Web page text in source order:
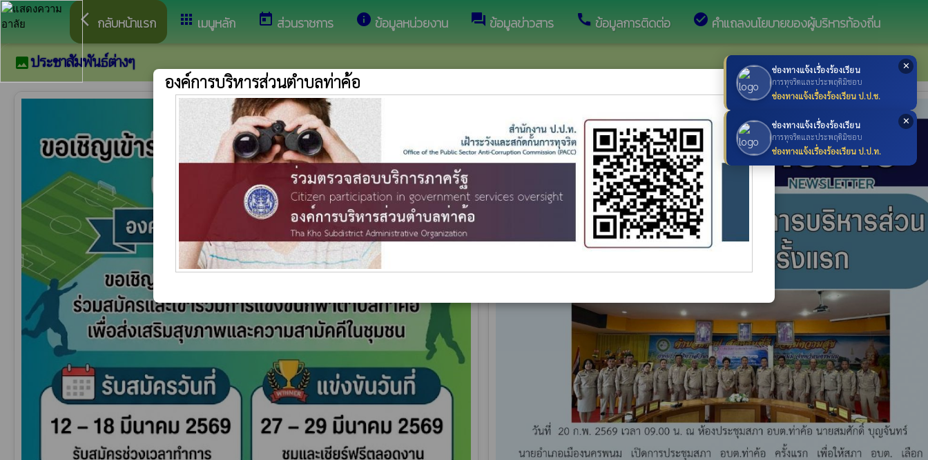
✕
ช่องทางแจ้งเรื่องร้องเรียน
การทุจริตและประพฤติมิชอบ
ช่องทางแจ้งเรื่องร้องเรียน ป.ป.ช.
✕
ช่องทางแจ้งเรื่องร้องเรียน
การทุจริตและประพฤติมิชอบ
ช่องทางแจ้งเรื่องร้องเรียน ป.ป.ท.
arrow_back_ios กลับหน้าแรก apps เมนูหลัก today ส่วนราชการ info ข้อมูลหน่วยงาน forum ข้อมูลข่าวสาร call ข้อมูลการติดต่อ check_circle คำแถลงนโยบายของผู้บริหารท้องถิ่น
imageประชาสัมพันธ์ต่างๆ
×
องค์การบริหารส่วนตำบลท่าค้อ